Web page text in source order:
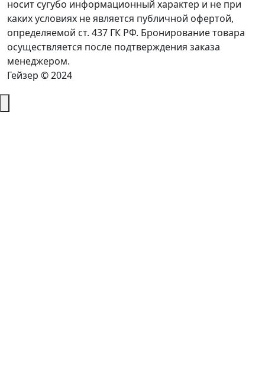
носит сугубо информационный характер и не при
каких условиях не является публичной офертой,
определяемой ст. 437 ГК РФ. Бронирование товара
осуществляется после подтверждения заказа
менеджером.
Гейзер © 2024